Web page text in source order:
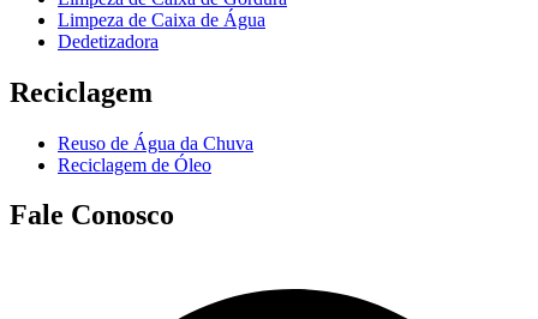
Limpeza de Caixa de Água
Dedetizadora
Reciclagem
Reuso de Água da Chuva
Reciclagem de Óleo
Fale Conosco